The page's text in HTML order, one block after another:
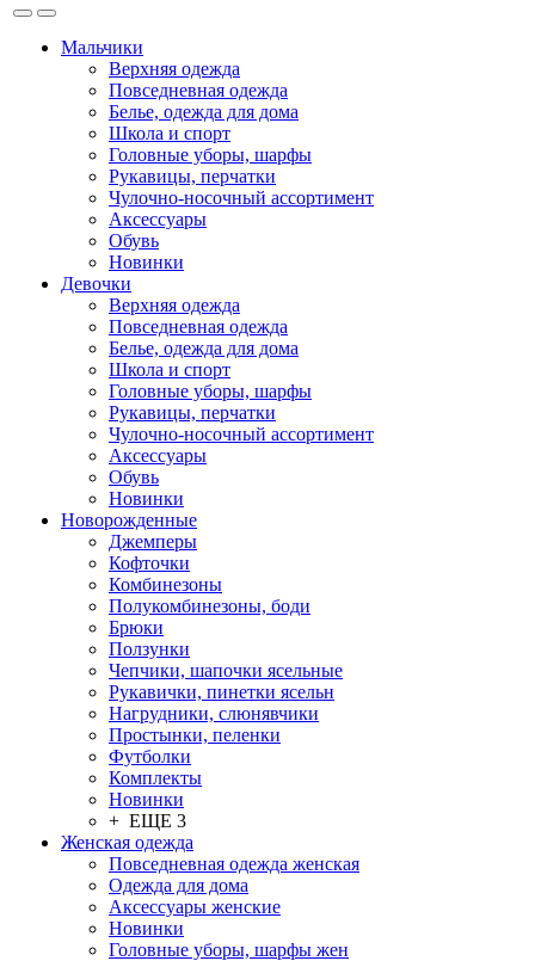
Мальчики
Верхняя одежда
Повседневная одежда
Белье, одежда для дома
Школа и спорт
Головные уборы, шарфы
Рукавицы, перчатки
Чулочно-носочный ассортимент
Аксессуары
Обувь
Новинки
Девочки
Верхняя одежда
Повседневная одежда
Белье, одежда для дома
Школа и спорт
Головные уборы, шарфы
Рукавицы, перчатки
Чулочно-носочный ассортимент
Аксессуары
Обувь
Новинки
Новорожденные
Джемперы
Кофточки
Комбинезоны
Полукомбинезоны, боди
Брюки
Ползунки
Чепчики, шапочки ясельные
Рукавички, пинетки ясельн
Нагрудники, слюнявчики
Простынки, пеленки
Футболки
Комплекты
Новинки
+ ЕЩЕ 3
Женская одежда
Повседневная одежда женская
Одежда для дома
Аксессуары женские
Новинки
Головные уборы, шарфы жен